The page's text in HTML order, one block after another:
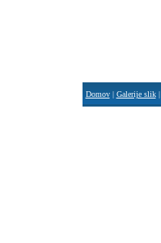
Domov| Galerije slik|